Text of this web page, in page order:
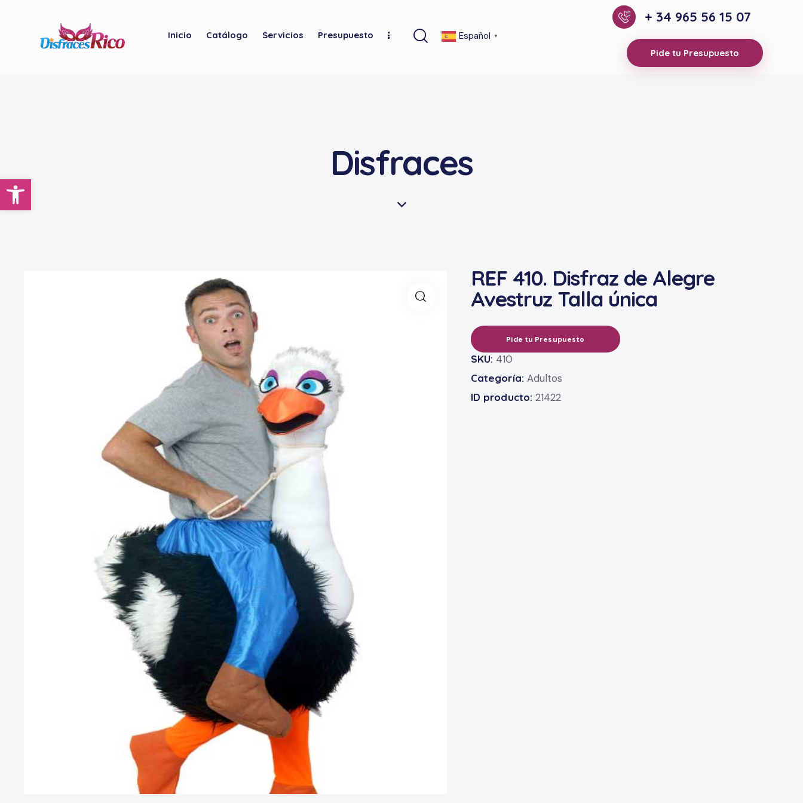
Abrir barra de herramientas
Inicio Catálogo Servicios Presupuesto Español ▼
+ 34 965 56 15 07
Pide tu Presupuesto
Disfraces
REF 410. Disfraz de Alegre
Avestruz Talla única
Pide tu Presupuesto
SKU: 410
Categoría: Adultos
ID producto:21422